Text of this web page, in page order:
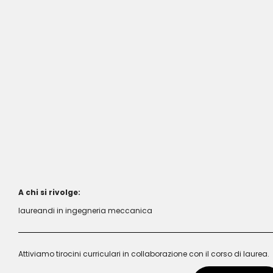
A chi si rivolge:
laureandi in ingegneria meccanica
Attiviamo tirocini curriculari in collaborazione con il corso di laurea.